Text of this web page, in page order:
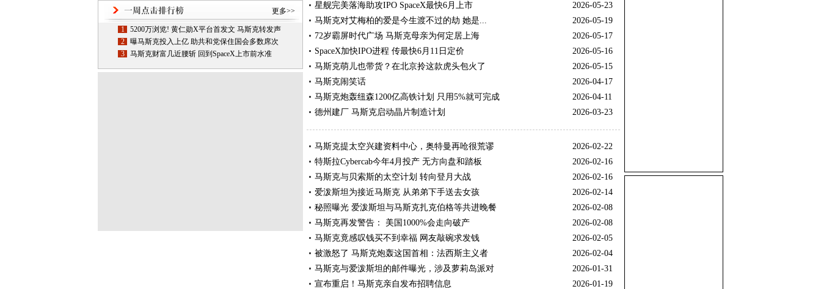
更多>>
1
5200万浏览! 黄仁勋X平台首发文 马斯克转发声
2
曝马斯克投入上亿 助共和党保住国会多数席次
3
马斯克财富几近腰斩 回到SpaceX上市前水准
星舰完美落海助攻IPO SpaceX最快6月上市
2026-05-23
马斯克对艾梅柏的爱是今生渡不过的劫 她是...
2026-05-19
72岁霸屏时代广场 马斯克母亲为何定居上海
2026-05-17
SpaceX加快IPO进程 传最快6月11日定价
2026-05-16
马斯克萌儿也带货？在北京拎这款虎头包火了
2026-05-15
马斯克闹笑话
2026-04-17
马斯克炮轰纽森1200亿高铁计划 只用5%就可完成
2026-04-11
德州建厂 马斯克启动晶片制造计划
2026-03-23
马斯克提太空兴建资料中心，奥特曼再呛很荒谬
2026-02-22
特斯拉Cybercab今年4月投产 无方向盘和踏板
2026-02-16
马斯克与贝索斯的太空计划 转向登月大战
2026-02-16
爱泼斯坦为接近马斯克 从弟弟下手送去女孩
2026-02-14
秘照曝光 爱泼斯坦与马斯克扎克伯格等共进晚餐
2026-02-08
马斯克再发警告： 美国1000%会走向破产
2026-02-08
马斯克竟感叹钱买不到幸福 网友敲碗求发钱
2026-02-05
被激怒了 马斯克炮轰这国首相：法西斯主义者
2026-02-04
马斯克与爱泼斯坦的邮件曝光，涉及萝莉岛派对
2026-01-31
宣布重启！马斯克亲自发布招聘信息
2026-01-19